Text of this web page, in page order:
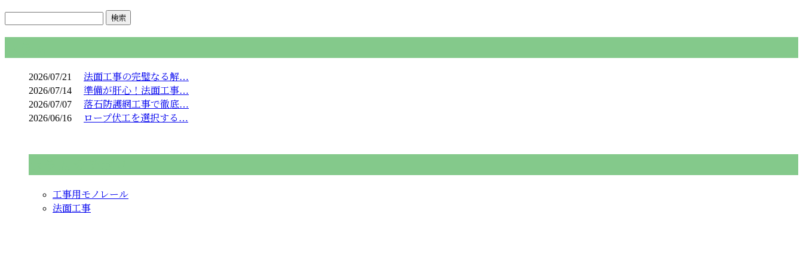
2026/07/21
法面工事の完璧なる解…
2026/07/14
準備が肝心！法面工事…
2026/07/07
落石防護網工事で徹底…
2026/06/16
ロープ伏工を選択する…
工事用モノレール
法面工事